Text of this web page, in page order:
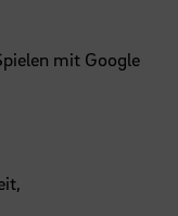
mit Google